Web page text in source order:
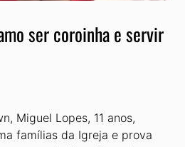
ser coroinha e servir
Miguel Lopes, 11 anos,
famílias da Igreja e prova